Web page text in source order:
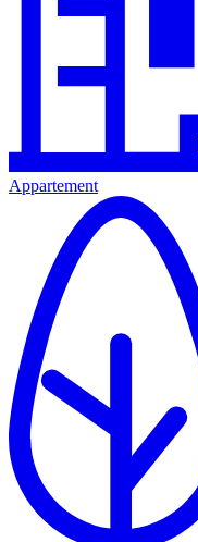
Appartement